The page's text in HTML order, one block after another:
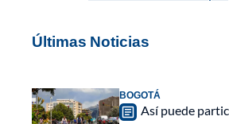
Últimas Noticias
BOGOTÁ
Así puede